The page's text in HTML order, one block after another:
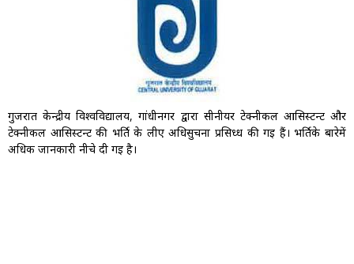
गुजरात केन्द्रीय विश्वविद्यालय, गांधीनगर द्वारा सीनीयर टेक्नीकल आसिस्टन्ट और
टेक्नीकल आसिस्टन्ट की भर्ति के लीए अधिसुचना प्रसिध्ध की गइ हैं। भर्तिके बारेमें
अधिक जानकारी नीचे दी गइ है।